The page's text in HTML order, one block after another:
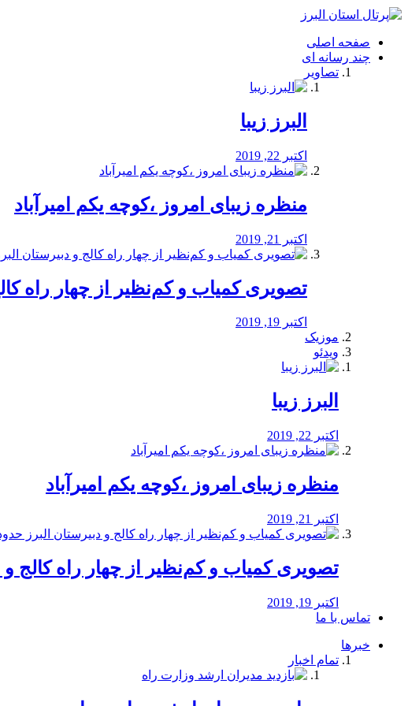
فصد
شرق
تهران
خشکشویی
صفحه اصلی
چند رسانه ای
تصاویر
البرز زیبا
اکتبر 22, 2019
منظره‌‌ زیبای امروز ،کوچه یکم امیرآباد
اکتبر 21, 2019
️تصویری کمیاب و کم‌نظیر از چهار راه كالج و
اکتبر 19, 2019
موزیک
ویدئو
البرز زیبا
اکتبر 22, 2019
منظره‌‌ زیبای امروز ،کوچه یکم امیرآباد
اکتبر 21, 2019
️تصویری کمیاب و کم‌نظیر از چهار راه كالج و
اکتبر 19, 2019
تماس با ما
خبرها
تمام اخبار